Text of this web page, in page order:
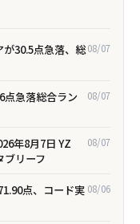
30.5点急落、総08/07
急落――総合ラン
08/07
年8月7日 YZ
リーフ
08/07
点、コード実 08/06